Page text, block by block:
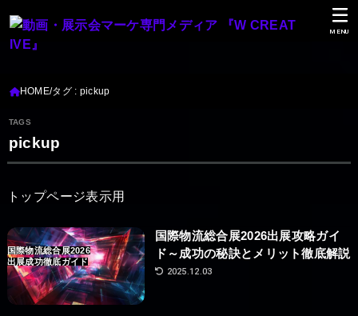
MENU
HOME タグ : pickup
pickup
トップページ表示用
国際物流総合展2026
出展成功徹底ガイド
国際物流総合展2026出展攻略ガイ
ド～成功の秘訣とメリット徹底解説
2025.12.03